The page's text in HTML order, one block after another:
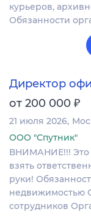
курьеров,
Обязанности
Директор
от 200 000 ₽
21 июля 2026
ООО "Спутник"
ВНИМАНИЕ!!! Это
взять
руки!
недвижимостью
сотрудников